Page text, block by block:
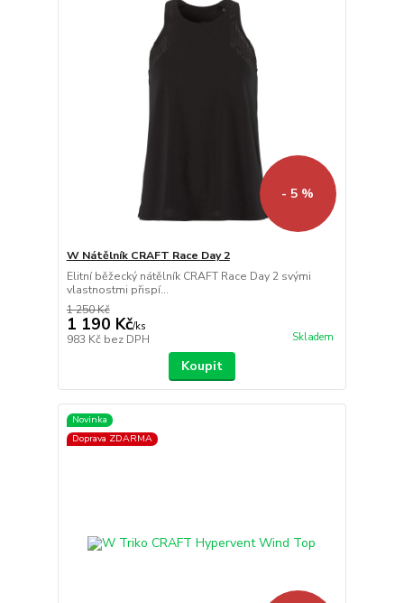
- 5 %
W Nátělník CRAFT Race Day 2
Elitní běžecký nátělník CRAFT Race Day 2 svými
vlastnostmi přispí...
1 250 Kč
1 190 Kč/ks
983 Kč bez DPH Skladem
Koupit
Novinka
Doprava ZDARMA